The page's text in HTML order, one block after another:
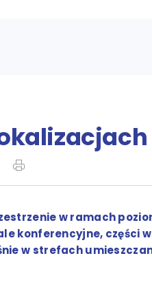
w ramach
konferencyjne, części
w strefach